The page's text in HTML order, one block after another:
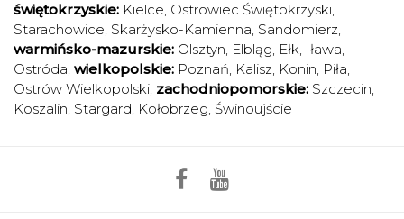
świętokrzyskie: Kielce, Ostrowiec Świętokrzyski,
Starachowice, Skarżysko-Kamienna, Sandomierz,
warmińsko-mazurskie: Olsztyn, Elbląg, Ełk, Iława,
Ostróda, wielkopolskie: Poznań, Kalisz, Konin, Piła,
Ostrów Wielkopolski, zachodniopomorskie: Szczecin,
Koszalin, Stargard, Kołobrzeg, Świnoujście